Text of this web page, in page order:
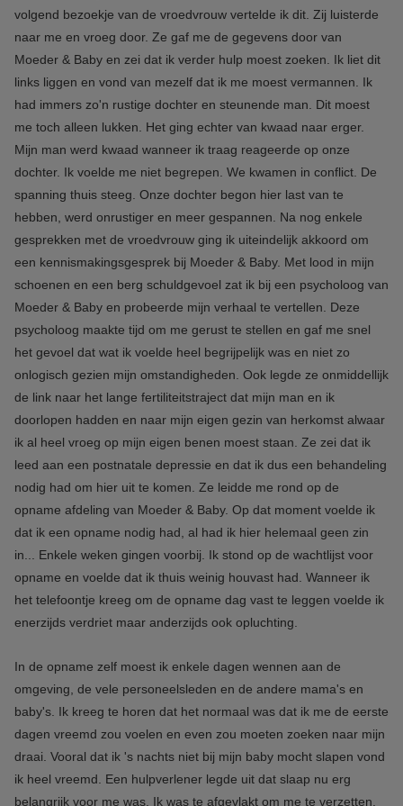
volgend bezoekje van de vroedvrouw vertelde ik dit. Zij luisterde
naar me en vroeg door. Ze gaf me de gegevens door van
Moeder & Baby en zei dat ik verder hulp moest zoeken. Ik liet dit
links liggen en vond van mezelf dat ik me moest vermannen. Ik
had immers zo'n rustige dochter en steunende man. Dit moest
me toch alleen lukken. Het ging echter van kwaad naar erger.
Mijn man werd kwaad wanneer ik traag reageerde op onze
dochter. Ik voelde me niet begrepen. We kwamen in conflict. De
spanning thuis steeg. Onze dochter begon hier last van te
hebben, werd onrustiger en meer gespannen. Na nog enkele
gesprekken met de vroedvrouw ging ik uiteindelijk akkoord om
een kennismakingsgesprek bij Moeder & Baby. Met lood in mijn
schoenen en een berg schuldgevoel zat ik bij een psycholoog van
Moeder & Baby en probeerde mijn verhaal te vertellen. Deze
psycholoog maakte tijd om me gerust te stellen en gaf me snel
het gevoel dat wat ik voelde heel begrijpelijk was en niet zo
onlogisch gezien mijn omstandigheden. Ook legde ze onmiddellijk
de link naar het lange fertiliteitstraject dat mijn man en ik
doorlopen hadden en naar mijn eigen gezin van herkomst alwaar
ik al heel vroeg op mijn eigen benen moest staan. Ze zei dat ik
leed aan een postnatale depressie en dat ik dus een behandeling
nodig had om hier uit te komen. Ze leidde me rond op de
opname afdeling van Moeder & Baby. Op dat moment voelde ik
dat ik een opname nodig had, al had ik hier helemaal geen zin
in... Enkele weken gingen voorbij. Ik stond op de wachtlijst voor
opname en voelde dat ik thuis weinig houvast had. Wanneer ik
het telefoontje kreeg om de opname dag vast te leggen voelde ik
enerzijds verdriet maar anderzijds ook opluchting.
In de opname zelf moest ik enkele dagen wennen aan de
omgeving, de vele personeelsleden en de andere mama's en
baby's. Ik kreeg te horen dat het normaal was dat ik me de eerste
dagen vreemd zou voelen en even zou moeten zoeken naar mijn
draai. Vooral dat ik 's nachts niet bij mijn baby mocht slapen vond
ik heel vreemd. Een hulpverlener legde uit dat slaap nu erg
belangrijk voor me was. Ik was te afgevlakt om me te verzetten.